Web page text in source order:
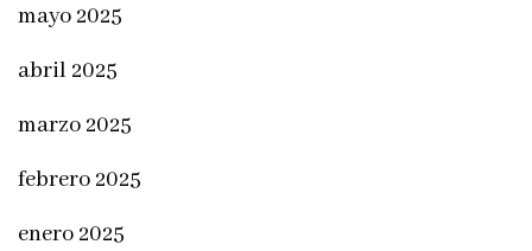
mayo 2025
abril 2025
marzo 2025
febrero 2025
enero 2025